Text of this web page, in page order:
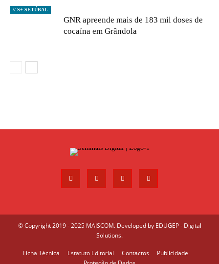
// S+ SETÚBAL
GNR apreende mais de 183 mil doses de
cocaína em Grândola
© Copyright 2019 - 2025 MAISCOM. Developed by EDUGEP - Digital
Solutions.
Ficha Técnica Estatuto Editorial Contactos
Publicidade